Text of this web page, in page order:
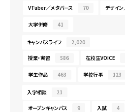
VTuber／メタバース 70 デザイ
大学併修 41
キャンパスライフ 2,020
授業・実習 586 在校生VOICE
学生作品 463 学校行事 123
入学相談 21
オープンキャンパス 9 入試 4